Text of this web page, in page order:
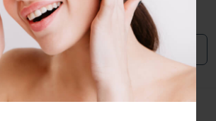
на нашу e-mail розсилку
Підписатися
публічної оферти